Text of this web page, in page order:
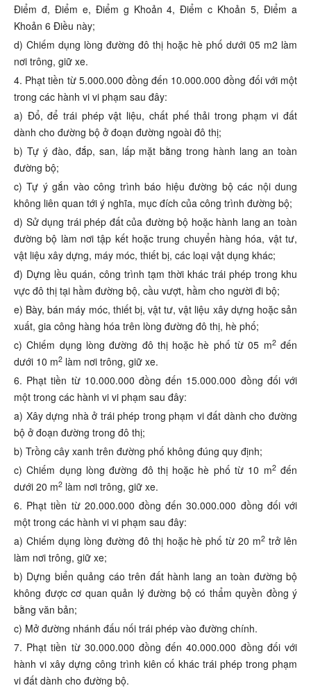
Điểm đ, Điểm e, Điểm g Khoản 4, Điểm c Khoản 5, Điểm a
Khoản 6 Điều này;
d) Chiếm dụng lòng đường đô thị hoặc hè phố dưới 05 m2 làm
nơi trông, giữ xe.
4. Phạt tiền từ 5.000.000 đồng đến 10.000.000 đồng đối với một
trong các hành vi vi phạm sau đây:
a) Đổ, để trái phép vật liệu, chất phế thải trong phạm vi đất
dành cho đường bộ ở đoạn đường ngoài đô thị;
b) Tự ý đào, đắp, san, lấp mặt bằng trong hành lang an toàn
đường bộ;
c) Tự ý gắn vào công trình báo hiệu đường bộ các nội dung
không liên quan tới ý nghĩa, mục đích của công trình đường bộ;
d) Sử dụng trái phép đất của đường bộ hoặc hành lang an toàn
đường bộ làm nơi tập kết hoặc trung chuyển hàng hóa, vật tư,
vật liệu xây dựng, máy móc, thiết bị, các loại vật dụng khác;
đ) Dựng lều quán, công trình tạm thời khác trái phép trong khu
vực đô thị tại hầm đường bộ, cầu vượt, hầm cho người đi bộ;
e) Bày, bán máy móc, thiết bị, vật tư, vật liệu xây dựng hoặc sản
xuất, gia công hàng hóa trên lòng đường đô thị, hè phố;
c) Chiếm dụng lòng đường đô thị hoặc hè phố từ 05 m2đến
dưới 10 m2 làm nơi trông, giữ xe.
6. Phạt tiền từ 10.000.000 đồng đến 15.000.000 đồng đối với
một trong các hành vi vi phạm sau đây:
a) Xây dựng nhà ở trái phép trong phạm vi đất dành cho đường
bộ ở đoạn đường trong đô thị;
b) Trồng cây xanh trên đường phố không đúng quy định;
c) Chiếm dụng lòng đường đô thị hoặc hè phố từ 10 m2đến
dưới 20 m2 làm nơi trông, giữ xe.
6. Phạt tiền từ 20.000.000 đồng đến 30.000.000 đồng đối với
một trong các hành vi vi phạm sau đây:
a) Chiếm dụng lòng đường đô thị hoặc hè phố từ 20 m2 trở lên
làm nơi trông, giữ xe;
b) Dựng biển quảng cáo trên đất hành lang an toàn đường bộ
không được cơ quan quản lý đường bộ có thẩm quyền đồng ý
bằng văn bản;
c) Mở đường nhánh đấu nối trái phép vào đường chính.
7. Phạt tiền từ 30.000.000 đồng đến 40.000.000 đồng đối với
hành vi xây dựng công trình kiên cố khác trái phép trong phạm
vi đất dành cho đường bộ.